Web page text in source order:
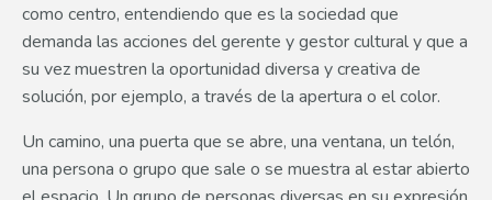
como centro, entendiendo que es la sociedad que
demanda las acciones del gerente y gestor cultural y que a
su vez muestren la oportunidad diversa y creativa de
solución, por ejemplo, a través de la apertura o el color.
Un camino, una puerta que se abre, una ventana, un telón,
una persona o grupo que sale o se muestra al estar abierto